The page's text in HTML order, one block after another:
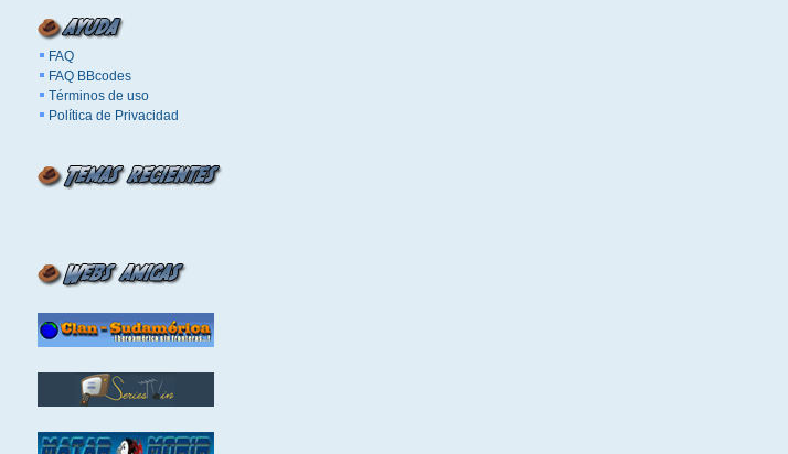
FAQ
FAQ BBcodes
Términos de uso
Política de Privacidad